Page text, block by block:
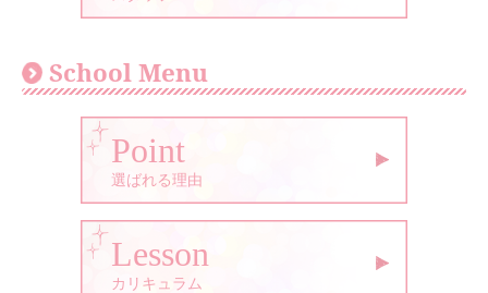
School Menu
Point
選ばれる理由
Lesson
カリキュラム